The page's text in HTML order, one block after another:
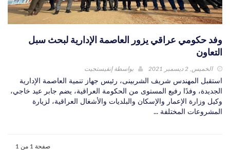
وفد حكومي عراقي يزور العاصمة الإدارية لبحث سبل
التعاون
الخميس, 2 ديسمبر 2021 بواسطةإنفيستجيت
استقبل المهندس شريف الشربينى، رئيس جهاز تنمية العاصمة الإدارية
الجديدة، وفدًا رفيع المستوى من الحكومة العراقية، يضم جابر عيد خاجي،
وكيل وزارة الإعمار والإسكان والبلديات والأشغال العراقية، لزيارة
المشروعات المختلفة ...
صفحة 1 من 1